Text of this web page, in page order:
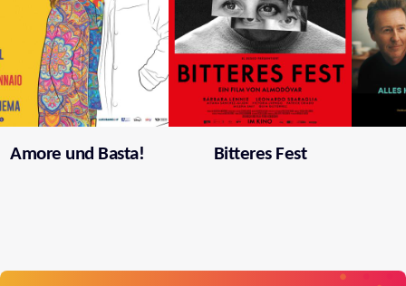
Amore und Basta! Bitteres Fest